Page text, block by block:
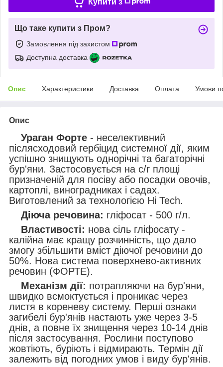
Що таке купити з Пром?
Замовлення під захистом
Доступна доставка
Опис Характеристики Доставка Оплата Умови
Опис
Ураган Форте - неселективний
післясходовий гербіцид системної дії, яким
успішно знищують однорічні та багаторічні
бур'яни. Застосовується на с/г площі
призначеній для посіву або посадки овочів,
картоплі, виноградниках і садах.
Виготовлений за технологією Ні Tech.
Діюча речовина: гліфосат - 500 г/л.
Властивості: нова сіль гліфосату -
калійна має кращу розчинність, що дало
змогу збільшити вміст діючої речовини до
50%. Нова система поверхнево-активних
речовин (ФОРТЕ).
Механізм дії: потрапляючи на бур'яни,
швидко всмоктується і проникає через
листя в кореневу систему. Перші ознаки
загибелі бур'янів настають уже через 3-5
днів, а повне їх знищення через 10-14 днів
після застосування. Рослини поступово
жовтіють, буріють і відмирають. Термін дії
залежить від погодних умов і виду бур'янів.